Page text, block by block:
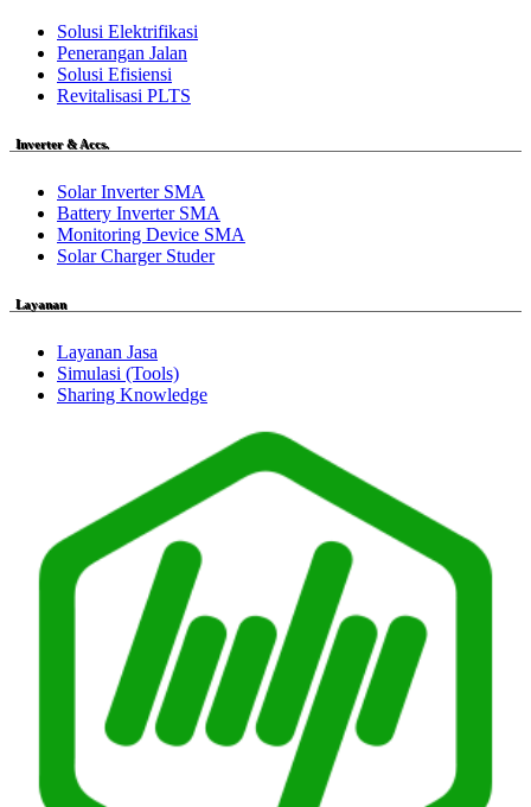
Solusi Elektrifikasi
Penerangan Jalan
Solusi Efisiensi
Revitalisasi PLTS
Inverter & Accs.
Solar Inverter SMA
Battery Inverter SMA
Monitoring Device SMA
Solar Charger Studer
Layanan
Layanan Jasa
Simulasi (Tools)
Sharing Knowledge